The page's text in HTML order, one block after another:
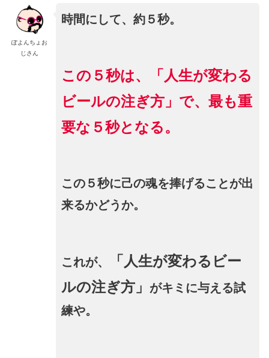
ぽよんちょお
じさん
時間にして、約５秒。
この５秒は、「人生が変わる
ビールの注ぎ方」で、最も重
要な５秒となる。
この５秒に己の魂を捧げることが出
来るかどうか。
これが、
「人生が変わるビー
ルの注ぎ方」
がキミに与える試
練や。